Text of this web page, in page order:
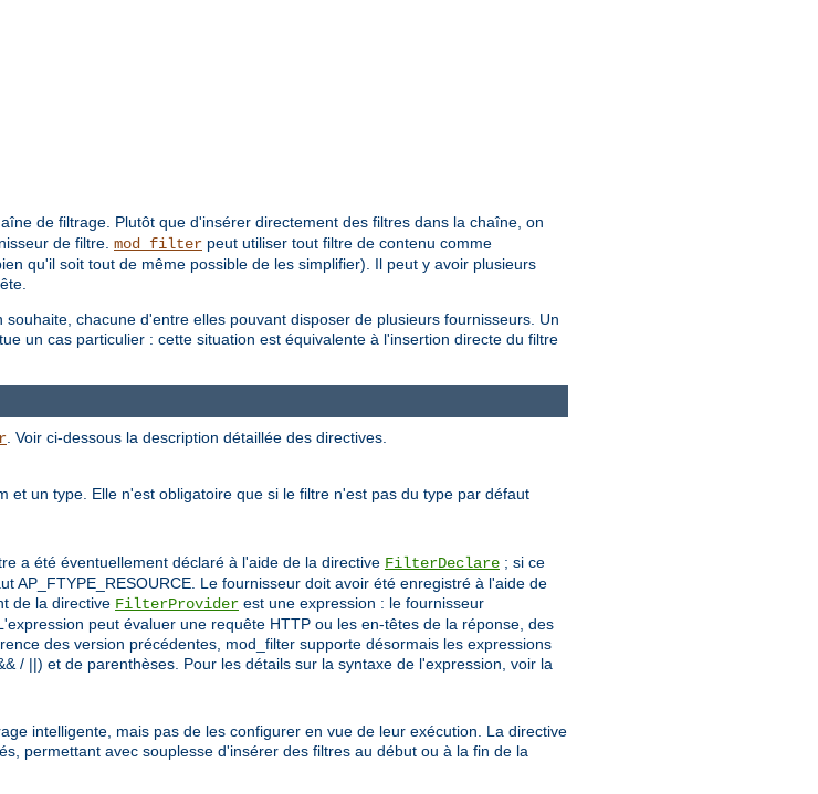
de filtrage. Plutôt que d'insérer directement des filtres dans la chaîne, on
de filtre. mod_filter peut utiliser tout filtre de contenu comme
qu'il soit tout de même possible de les simplifier). Il peut y avoir plusieurs
chacune d'entre elles pouvant disposer de plusieurs fournisseurs. Un
un cas particulier : cette situation est équivalente à l'insertion directe du filtre
. Voir ci-dessous la description détaillée des directives.
et un type. Elle n'est obligatoire que si le filtre n'est pas du type par défaut
a été éventuellement déclaré à l'aide de la directive FilterDeclare ; si ce
AP_FTYPE_RESOURCE. Le fournisseur doit avoir été enregistré à l'aide de
de la directive FilterProvider est une expression : le fournisseur
peut évaluer une requête HTTP ou les en-têtes de la réponse, des
des version précédentes, mod_filter supporte désormais les expressions
/ ||) et de parenthèses. Pour les détails sur la syntaxe de l'expression, voir la
intelligente, mais pas de les configurer en vue de leur exécution. La directive
permettant avec souplesse d'insérer des filtres au début ou à la fin de la